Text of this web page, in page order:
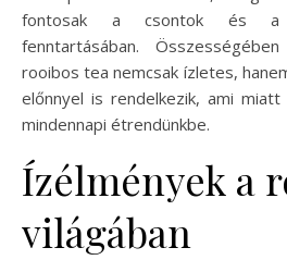
fontosak a csontok és a
fenntartásában.
rooibos tea nemcsak ízletes,
előnnyel is rendelkezik, ami
mindennapi étrendünkbe.
Ízélmények a
világában